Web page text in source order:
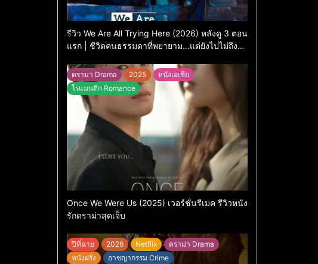
รีวิว We Are All Trying Here (2026) หลังดู 3 ตอน
แรก | ชีวิตคนธรรมดาที่พยายาม…แต่ยังไปไม่ถึง
ดราม่า Drama 2025
หนังเอเชีย
โรแมนติก Romance
Once We Were Us (2025) เวอร์ชั่นรีเมค รีวิวหนัง
รักดราม่าสุดเจ็บ
ปีที่ฉาย 2026 Netflix
ดราม่า Drama
หนังฝรั่ง
อาชญากรรม Crime